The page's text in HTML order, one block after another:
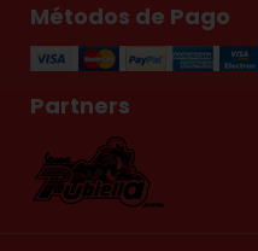
Métodos de Pago
Partners